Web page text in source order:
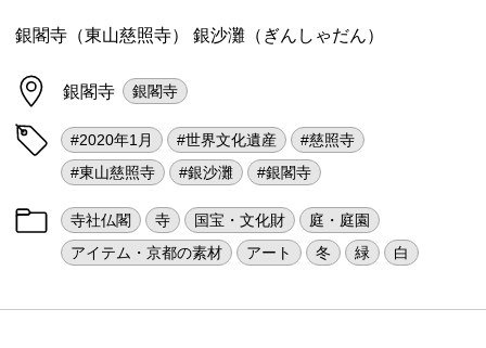
銀閣寺（東山慈照寺） 銀沙灘（ぎんしゃだん）
銀閣寺 銀閣寺
#2020年1月 #世界文化遺産
#慈照寺
#東山慈照寺
#銀沙灘 #銀閣寺
寺社仏閣 寺 国宝・文化財
庭・庭園
アイテム・京都の素材
アート 冬 緑 白